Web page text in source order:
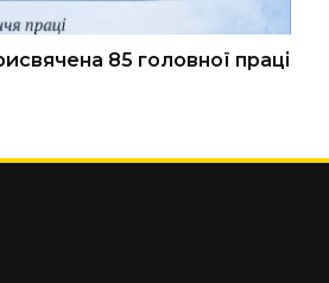
85 головної праці